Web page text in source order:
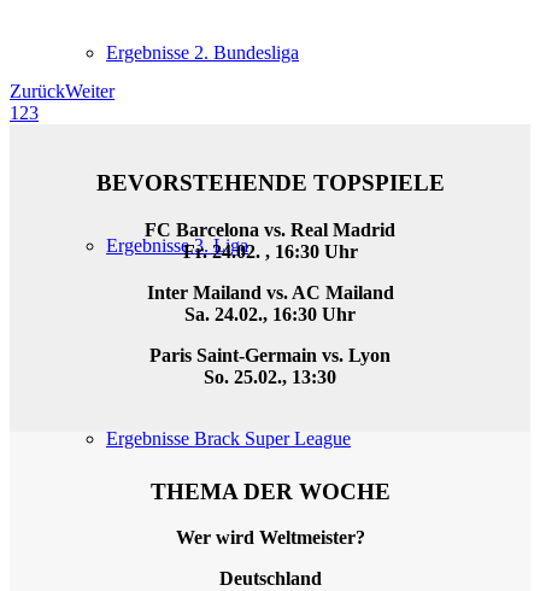
Ergebnisse 2. Bundesliga
Ergebnisse 3. Liga
Ergebnisse Brack Super League
ZurückWeiter
1 23
BEVORSTEHENDE TOPSPIELE
FC Barcelona vs. Real Madrid
Fr. 24.02. , 16:30 Uhr
Inter Mailand vs. AC Mailand
Sa. 24.02., 16:30 Uhr
Paris Saint-Germain vs. Lyon
So. 25.02., 13:30
THEMA DER WOCHE
Wer wird Weltmeister?
Deutschland